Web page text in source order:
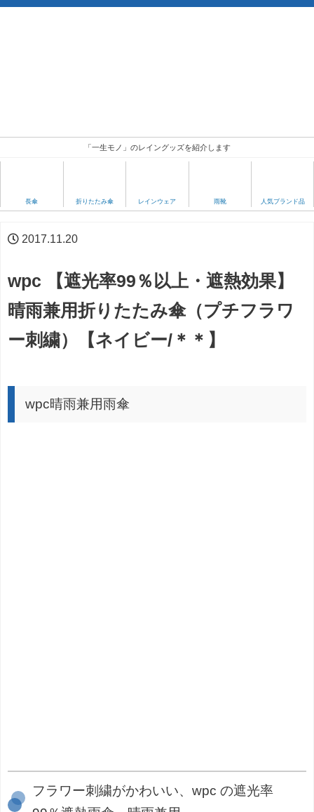
「一生モノ」のレイングッズを紹介します
長傘 折りたたみ傘 レインウェア 雨靴 人気ブランド品
2017.11.20
wpc 【遮光率99％以上・遮熱効果】
晴雨兼用折りたたみ傘（プチフラワ
ー刺繍）【ネイビー/＊＊】
wpc晴雨兼用雨傘
フラワー刺繍がかわいい、wpc の遮光率